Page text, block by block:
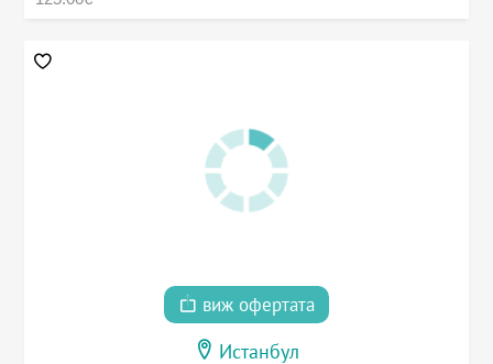
виж офертата
Истанбул